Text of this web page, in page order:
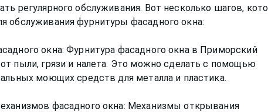
регулярного обслуживания. Вот несколько шагов,
обслуживания фурнитуры фасадного окна:
окна: Фурнитура фасадного окна в Приморский
пыли, грязи и налета. Это можно сделать с помощью
моющих средств для металла и пластика.
фасадного окна: Механизмы открывания